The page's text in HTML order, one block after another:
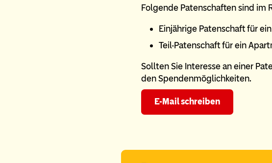
Folgende Patenschaften sind im
Einjährige Patenschaft für
Teil-Patenschaft für ein
Sollten Sie Interesse an einer
den Spendenmöglichkeiten.
E-Mail schreiben